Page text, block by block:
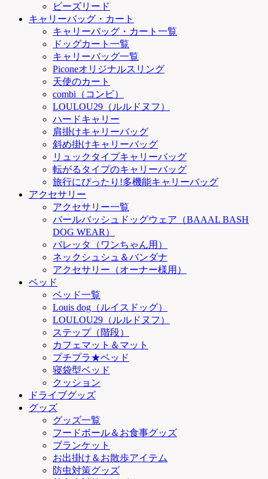
ビーズリード
キャリーバッグ・カート
キャリーバッグ・カート一覧
ドッグカート一覧
キャリーバッグ一覧
Piconeオリジナルスリング
天使のカート
combi（コンビ）
LOULOU29（ルルドヌフ）
ハードキャリー
肩掛けキャリーバッグ
斜め掛けキャリーバッグ
リュックタイプキャリーバッグ
転がるタイプのキャリーバッグ
旅行にぴったり!多機能キャリーバッグ
アクセサリー
アクセサリー一覧
バールバッシュドッグウェア（BAAAL BASH
DOG WEAR）
バレッタ（ワンちゃん用）
ネックシュシュ＆バンダナ
アクセサリー（オーナー様用）
ベッド
ベッド一覧
Louis dog（ルイスドッグ）
LOULOU29（ルルドヌフ）
ステップ（階段）
カフェマット＆マット
プチプラ★ベッド
寝袋型ベッド
クッション
ドライブグッズ
グッズ
グッズ一覧
フードボール＆お食事グッズ
ブランケット
お出掛け＆お散歩アイテム
防虫対策グッズ